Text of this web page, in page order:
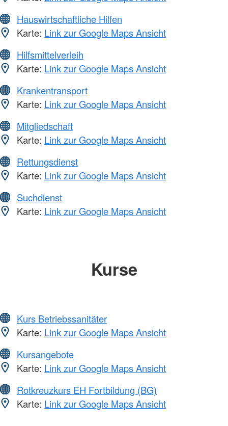
Hauswirtschaftliche Hilfen
Karte: Link zur Google Maps Ansicht
Hilfsmittelverleih
Karte: Link zur Google Maps Ansicht
Krankentransport
Karte: Link zur Google Maps Ansicht
Mitgliedschaft
Karte: Link zur Google Maps Ansicht
Rettungsdienst
Karte: Link zur Google Maps Ansicht
Suchdienst
Karte: Link zur Google Maps Ansicht
Kurse
Kurs Betriebssanitäter
Karte: Link zur Google Maps Ansicht
Kursangebote
Karte: Link zur Google Maps Ansicht
Rotkreuzkurs EH Fortbildung (BG)
Karte: Link zur Google Maps Ansicht